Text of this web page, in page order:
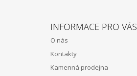
INFORMACE PRO VÁS
O nás
Kontakty
Kamenná prodejna